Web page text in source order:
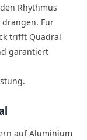
Rhythmus
Für
trifft Quadral
garantiert
auf Aluminium